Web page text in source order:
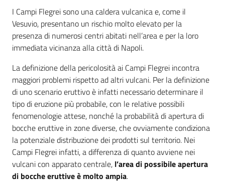
I Campi Flegrei sono una caldera vulcanica e, come il
Vesuvio, presentano un rischio molto elevato per la
presenza di numerosi centri abitati nell’area e per la loro
immediata vicinanza alla città di Napoli.
La definizione della pericolosità ai Campi Flegrei incontra
maggiori problemi rispetto ad altri vulcani. Per la definizione
di uno scenario eruttivo è infatti necessario determinare il
tipo di eruzione più probabile, con le relative possibili
fenomenologie attese, nonché la probabilità di apertura di
bocche eruttive in zone diverse, che ovviamente condiziona
la potenziale distribuzione dei prodotti sul territorio. Nei
Campi Flegrei infatti, a differenza di quanto avviene nei
vulcani con apparato centrale, l’area di possibile apertura
di bocche eruttive è molto ampia.